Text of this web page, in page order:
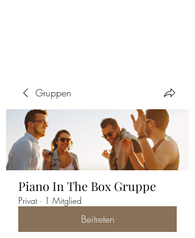
Gruppen
Piano In The Box Gruppe
Privat · 1 Mitglied
Beitreten